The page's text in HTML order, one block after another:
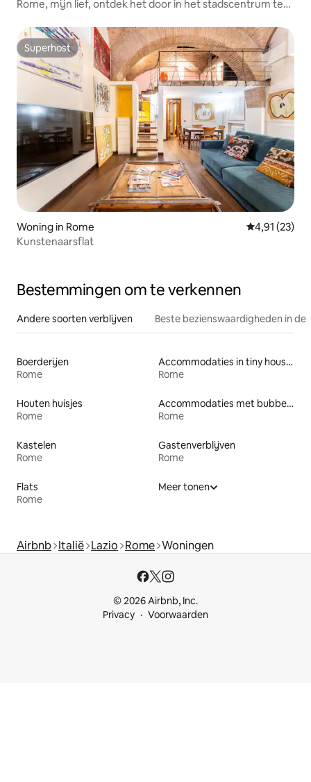
Rome, mijn lief, ontdek het door in het stadscentrum te
Superhost
Superhost
Woning in Rome Gemiddelde
4,91 (23)
Kunstenaarsflat
Bestemmingen om te verkennen
Andere soorten verblijven Beste bezienswaardigheden in de
Boerderijen
Rome
Accommodaties in tiny houses
Rome
Houten huisjes
Rome
Accommodaties met bubbelbad
Rome
Kastelen
Rome
Gastenverblijven
Rome
Flats
Rome
Meer tonen
Airbnb Italië Lazio Rome Woningen
© 2026 Airbnb, Inc.
Privacy
Voorwaarden